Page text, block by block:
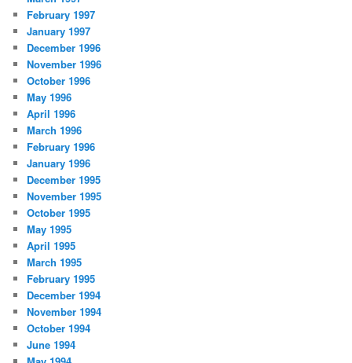
February 1997
January 1997
December 1996
November 1996
October 1996
May 1996
April 1996
March 1996
February 1996
January 1996
December 1995
November 1995
October 1995
May 1995
April 1995
March 1995
February 1995
December 1994
November 1994
October 1994
June 1994